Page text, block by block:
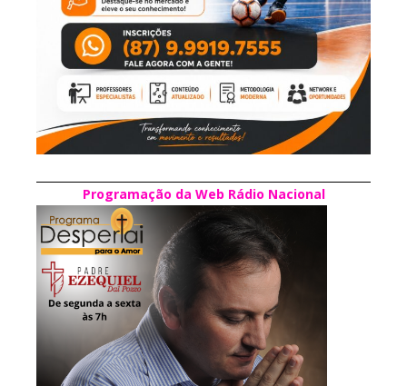
Programação da Web Rádio Nacional